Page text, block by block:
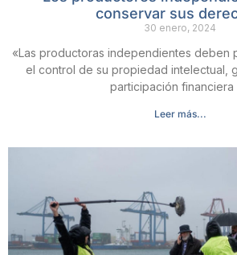
conservar sus
30 enero, 2024
«Las productoras independientes deben
el control de su propiedad intelectual,
participación financiera
Leer más...